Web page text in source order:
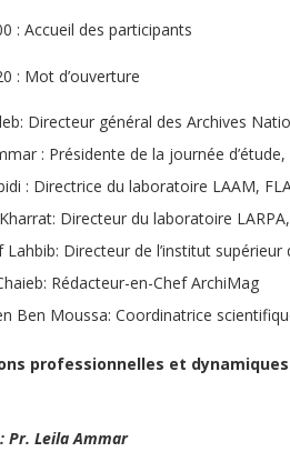
: Accueil des participants
: Mot d’ouverture
Directeur général des Archives
: Présidente de la journée
: Directrice du laboratoire LAAM,
Directeur du laboratoire
Lahbib: Directeur de l’institut
Rédacteur-en-Chef ArchiMag
Ben Moussa: Coordinatrice
professionnelles et
Pr. Leila Ammar